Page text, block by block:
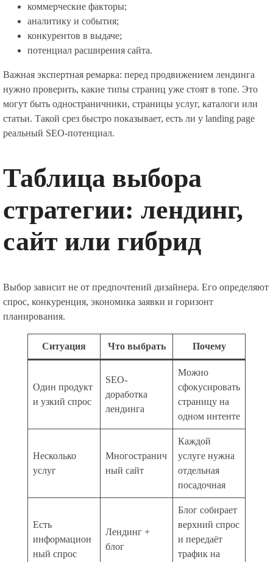
коммерческие факторы;
аналитику и события;
конкурентов в выдаче;
потенциал расширения сайта.
Важная экспертная ремарка: перед продвижением лендинга
нужно проверить, какие типы страниц уже стоят в топе. Это
могут быть одностраничники, страницы услуг, каталоги или
статьи. Такой срез быстро показывает, есть ли у landing page
реальный SEO-потенциал.
Таблица выбора
стратегии: лендинг,
сайт или гибрид
Выбор зависит не от предпочтений дизайнера. Его определяют
спрос, конкуренция, экономика заявки и горизонт
планирования.
Ситуация Что выбрать Почему
Один продукт
и узкий спрос
SEO-
доработка
лендинга
Можно
сфокусировать
страницу на
одном интенте
Несколько
услуг
Многостранич
ный сайт
Каждой
услуге нужна
отдельная
посадочная
Есть
информацион
ный спрос
Лендинг +
блог
Блог собирает
верхний спрос
и передаёт
трафик на